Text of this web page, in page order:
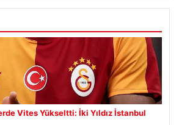
Vites Yükseltti: İki Yıldız İstanbul